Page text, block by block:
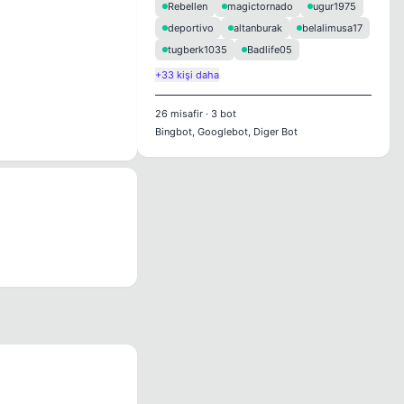
Rebellen magictornado
ugur1975
deportivo
altanburak
belalimusa17
tugberk1035
Badlife05
+33 kişi daha
26 misafir · 3 bot
Bingbot, Googlebot, Diger Bot